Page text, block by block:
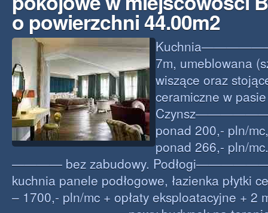
o powierzchni 44.00m2
7m, umeblowana
wiszące oraz
ceramiczne w
ponad 200,- pln/
ponad 266,- pln/
———— bez zabudowy.
kuchnia panele podłogowe, łazienka płytki
– 1700,- pln/mc + opłaty eksploatacyjne + 2